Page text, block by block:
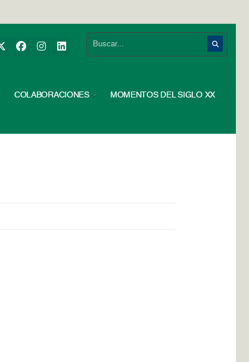
COLABORACIONES MOMENTOS DEL SIGLO XX